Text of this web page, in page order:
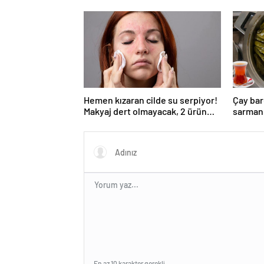
Hemen kızaran cilde su serpiyor!
Makyaj dert olmayacak, 2 ürün
Çay